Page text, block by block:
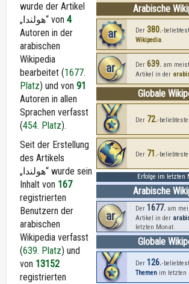
Arabische
ar Der 380.
Wikipedia.
ar Der 639. am
Artikel in der
Globale
Der 72.
Der 71.
Erfolge im letzten
Arabische
ar
Der 1677. am
Artikel in der
letzten Monat.
Globale
Der 126.
Themen im letzten
wurde der Artikel
„هولندا“ von 4
Autoren in der
arabischen
Wikipedia
bearbeitet (1677.
Platz) und von 91
Autoren in allen
Sprachen verfasst
(454. Platz).
Seit der Erstellung
des Artikels
„هولندا“ wurde sein
Inhalt von 167
registrierten
Benutzern der
arabischen
Wikipedia verfasst
(639. Platz) und
von 13152
registrierten